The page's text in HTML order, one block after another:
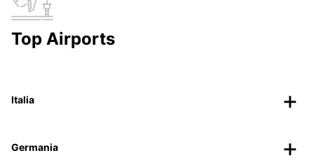
Top Airports
Italia
Germania